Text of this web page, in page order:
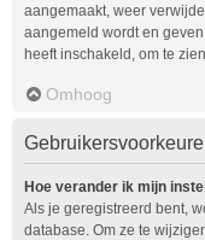
aangemaakt, weer
aangemeld wordt en
heeft inschakeld, om te
Omhoog
Hoe verander ik mijn
Als je geregistreerd bent,
database. Om ze te